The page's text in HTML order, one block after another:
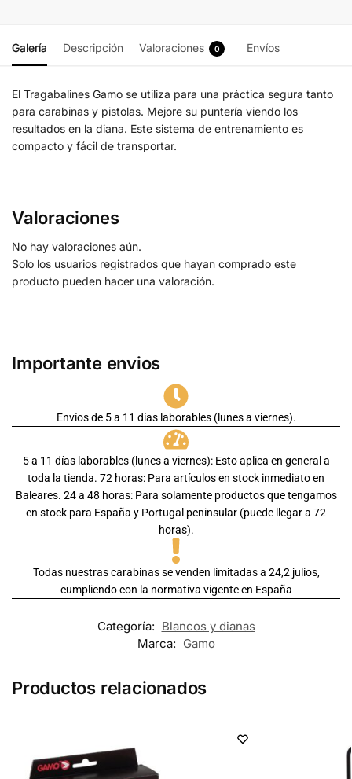
Galería Descripción Valoraciones 0 Envíos
El Tragabalines Gamo se utiliza para una práctica segura tanto
para carabinas y pistolas. Mejore su puntería viendo los
resultados en la diana. Este sistema de entrenamiento es
compacto y fácil de transportar.
Valoraciones
No hay valoraciones aún.
Solo los usuarios registrados que hayan comprado este
producto pueden hacer una valoración.
Importante envios
Envíos de 5 a 11 días laborables (lunes a viernes).
5 a 11 días laborables (lunes a viernes): Esto aplica en general a
toda la tienda. 72 horas: Para artículos en stock inmediato en
Baleares. 24 a 48 horas: Para solamente productos que tengamos
en stock para España y Portugal peninsular (puede llegar a 72
horas).
Todas nuestras carabinas se venden limitadas a 24,2 julios,
cumpliendo con la normativa vigente en España
Categoría: Blancos y dianas
Marca: Gamo
Productos relacionados